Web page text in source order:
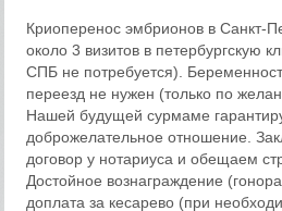
Криоперенос эмбрионов в Санкт-
около 3 визитов в петербургскую
СПБ не потребуется).
переезд не нужен (только по
Нашей будущей сурмаме
доброжелательное отношение.
договор у нотариуса и обещаем
Достойное вознаграждение
доплата за кесарево (при